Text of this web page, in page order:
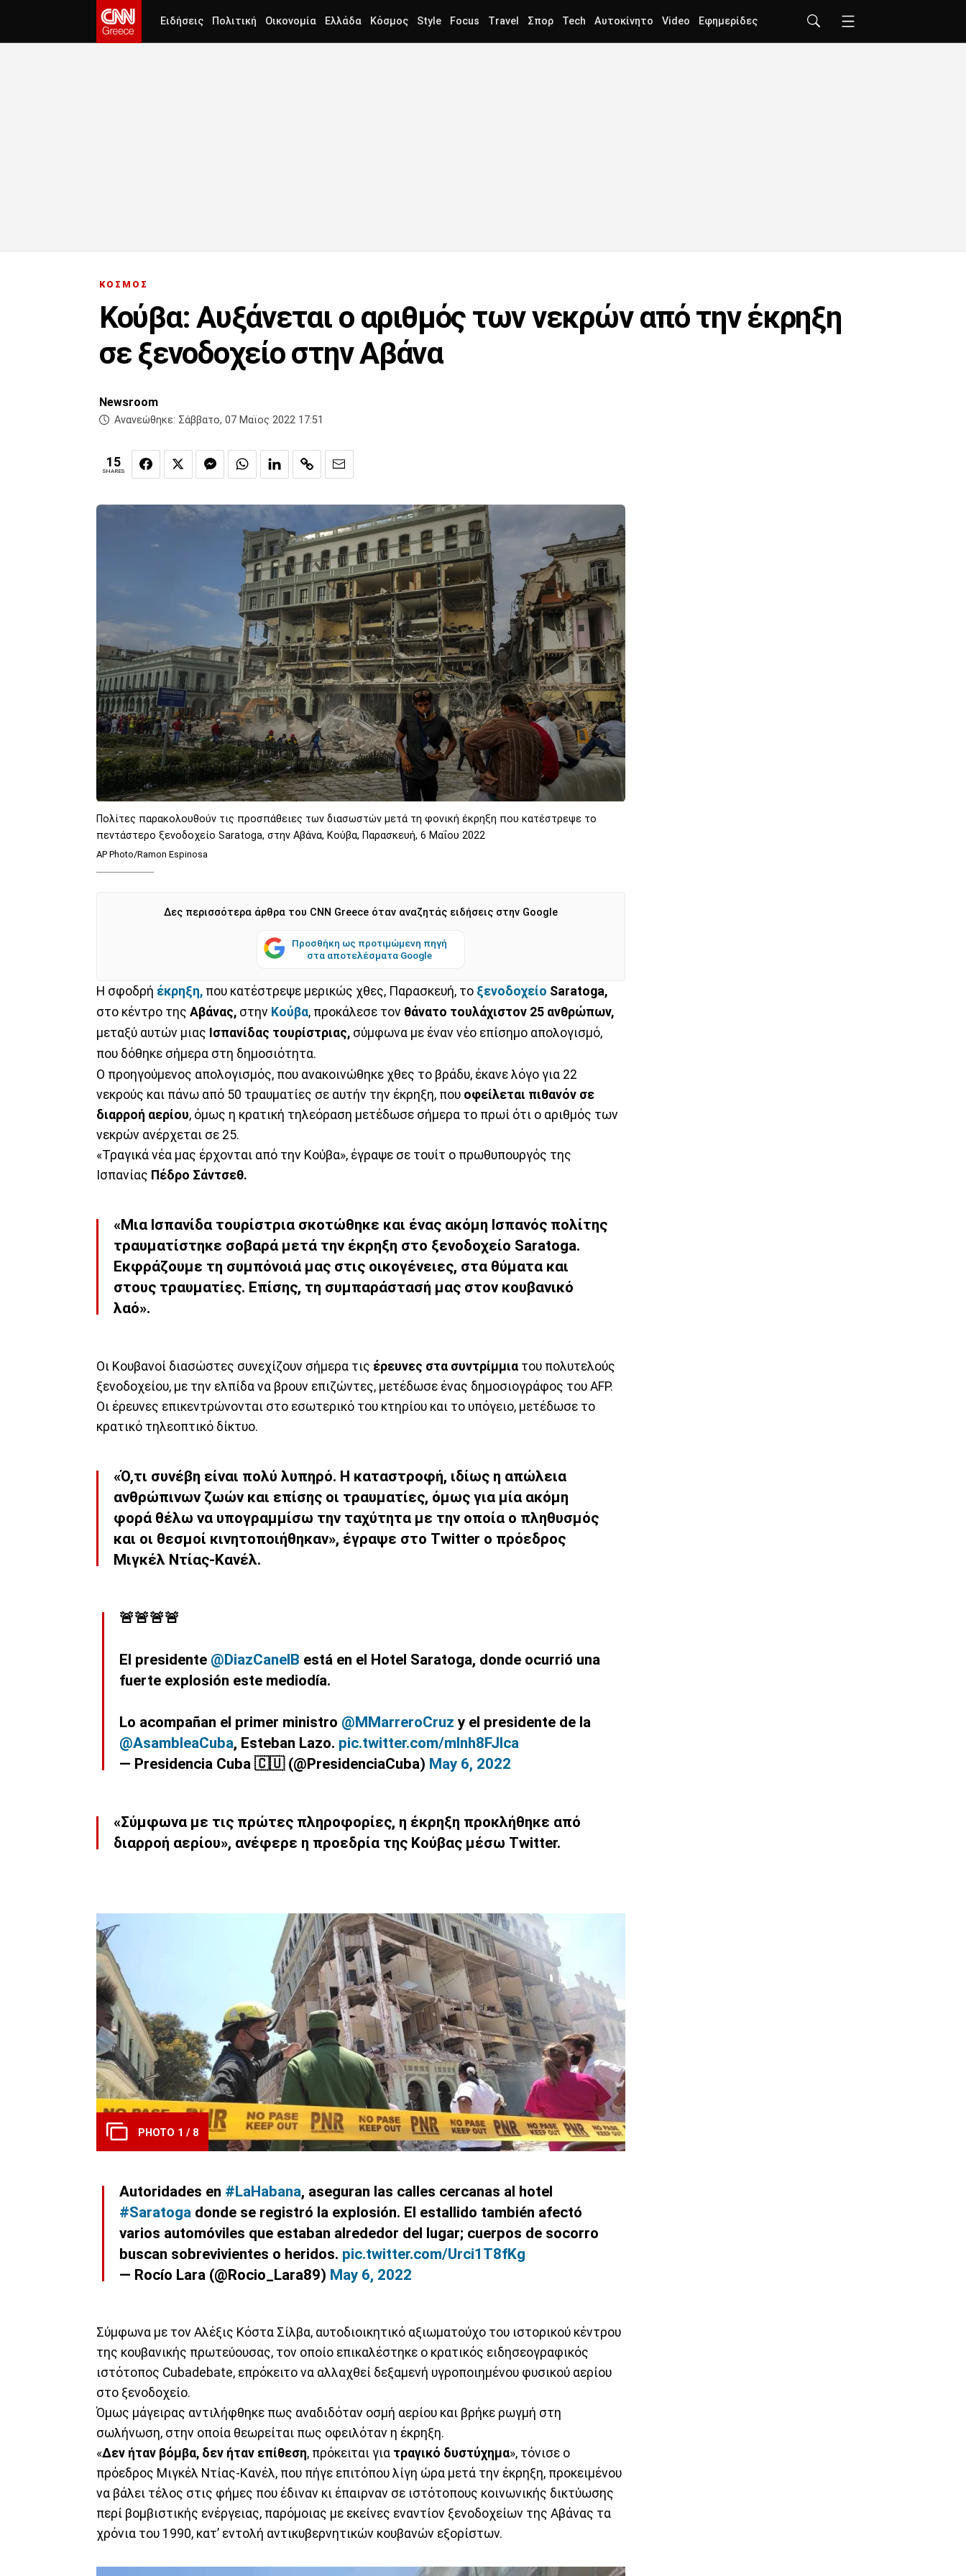
Ειδήσεις Πολιτική Οικονομία Ελλάδα Κόσμος Style Focus Travel Σπορ Tech Αυτοκίνητο Video Εφημερίδες
ΚΟΣΜΟΣ
Κούβα: Αυξάνεται ο αριθμός των νεκρών από την έκρηξη
σε ξενοδοχείο στην Αβάνα
Newsroom
Ανανεώθηκε: Σάββατο, 07 Μαϊος 2022 17:51
15
SHARES
Πολίτες παρακολουθούν τις προσπάθειες των διασωστών μετά τη φονική έκρηξη που κατέστρεψε το
πεντάστερο ξενοδοχείο Saratoga, στην Αβάνα, Κούβα, Παρασκευή, 6 Μαΐου 2022
AP Photo/Ramon Espinosa
Δες περισσότερα άρθρα του CNN Greece όταν αναζητάς ειδήσεις στην Google
Προσθήκη ως προτιμώμενη πηγή
στα αποτελέσματα Google
Η σφοδρή έκρηξη, που κατέστρεψε μερικώς χθες, Παρασκευή, το ξενοδοχείο Saratoga,
στο κέντρο της Αβάνας, στην Κούβα, προκάλεσε τον θάνατο τουλάχιστον 25 ανθρώπων,
μεταξύ αυτών μιας Ισπανίδας τουρίστριας, σύμφωνα με έναν νέο επίσημο απολογισμό,
που δόθηκε σήμερα στη δημοσιότητα.
Ο προηγούμενος απολογισμός, που ανακοινώθηκε χθες το βράδυ, έκανε λόγο για 22
νεκρούς και πάνω από 50 τραυματίες σε αυτήν την έκρηξη, που οφείλεται πιθανόν σε
διαρροή αερίου, όμως η κρατική τηλεόραση μετέδωσε σήμερα το πρωί ότι ο αριθμός των
νεκρών ανέρχεται σε 25.
«Τραγικά νέα μας έρχονται από την Κούβα», έγραψε σε τουίτ ο πρωθυπουργός της
Ισπανίας Πέδρο Σάντσεθ.
«Μια Ισπανίδα τουρίστρια σκοτώθηκε και ένας ακόμη Ισπανός πολίτης
τραυματίστηκε σοβαρά μετά την έκρηξη στο ξενοδοχείο Saratoga.
Εκφράζουμε τη συμπόνοιά μας στις οικογένειες, στα θύματα και
στους τραυματίες. Επίσης, τη συμπαράστασή μας στον κουβανικό
λαό».
Οι Κουβανοί διασώστες συνεχίζουν σήμερα τις έρευνες στα συντρίμμια του πολυτελούς
ξενοδοχείου, με την ελπίδα να βρουν επιζώντες, μετέδωσε ένας δημοσιογράφος του AFP.
Οι έρευνες επικεντρώνονται στο εσωτερικό του κτηρίου και το υπόγειο, μετέδωσε το
κρατικό τηλεοπτικό δίκτυο.
«Ό,τι συνέβη είναι πολύ λυπηρό. Η καταστροφή, ιδίως η απώλεια
ανθρώπινων ζωών και επίσης οι τραυματίες, όμως για μία ακόμη
φορά θέλω να υπογραμμίσω την ταχύτητα με την οποία ο πληθυσμός
και οι θεσμοί κινητοποιήθηκαν», έγραψε στο Twitter ο πρόεδρος
Μιγκέλ Ντίας-Κανέλ.
🚨🚨🚨🚨
El presidente @DiazCanelB está en el Hotel Saratoga, donde ocurrió una
fuerte explosión este mediodía.
Lo acompañan el primer ministro @MMarreroCruz y el presidente de la
@AsambleaCuba, Esteban Lazo. pic.twitter.com/mInh8FJIca
— Presidencia Cuba 🇨🇺 (@PresidenciaCuba) May 6, 2022
«Σύμφωνα με τις πρώτες πληροφορίες, η έκρηξη προκλήθηκε από
διαρροή αερίου», ανέφερε η προεδρία της Κούβας μέσω Twitter.
PHOTO 1 / 8
Autoridades en #LaHabana, aseguran las calles cercanas al hotel
#Saratoga donde se registró la explosión. El estallido también afectó
varios automóviles que estaban alrededor del lugar; cuerpos de socorro
buscan sobrevivientes o heridos. pic.twitter.com/Urci1T8fKg
— Rocío Lara (@Rocio_Lara89) May 6, 2022
Σύμφωνα με τον Αλέξις Κόστα Σίλβα, αυτοδιοικητικό αξιωματούχο του ιστορικού κέντρου
της κουβανικής πρωτεύουσας, τον οποίο επικαλέστηκε ο κρατικός ειδησεογραφικός
ιστότοπος Cubadebate, επρόκειτο να αλλαχθεί δεξαμενή υγροποιημένου φυσικού αερίου
στο ξενοδοχείο.
Όμως μάγειρας αντιλήφθηκε πως αναδιδόταν οσμή αερίου και βρήκε ρωγμή στη
σωλήνωση, στην οποία θεωρείται πως οφειλόταν η έκρηξη.
«Δεν ήταν βόμβα, δεν ήταν επίθεση, πρόκειται για τραγικό δυστύχημα», τόνισε ο
πρόεδρος Μιγκέλ Ντίας-Κανέλ, που πήγε επιτόπου λίγη ώρα μετά την έκρηξη, προκειμένου
να βάλει τέλος στις φήμες που έδιναν κι έπαιρναν σε ιστότοπους κοινωνικής δικτύωσης
περί βομβιστικής ενέργειας, παρόμοιας με εκείνες εναντίον ξενοδοχείων της Αβάνας τα
χρόνια του 1990, κατ’ εντολή αντικυβερνητικών κουβανών εξορίστων.